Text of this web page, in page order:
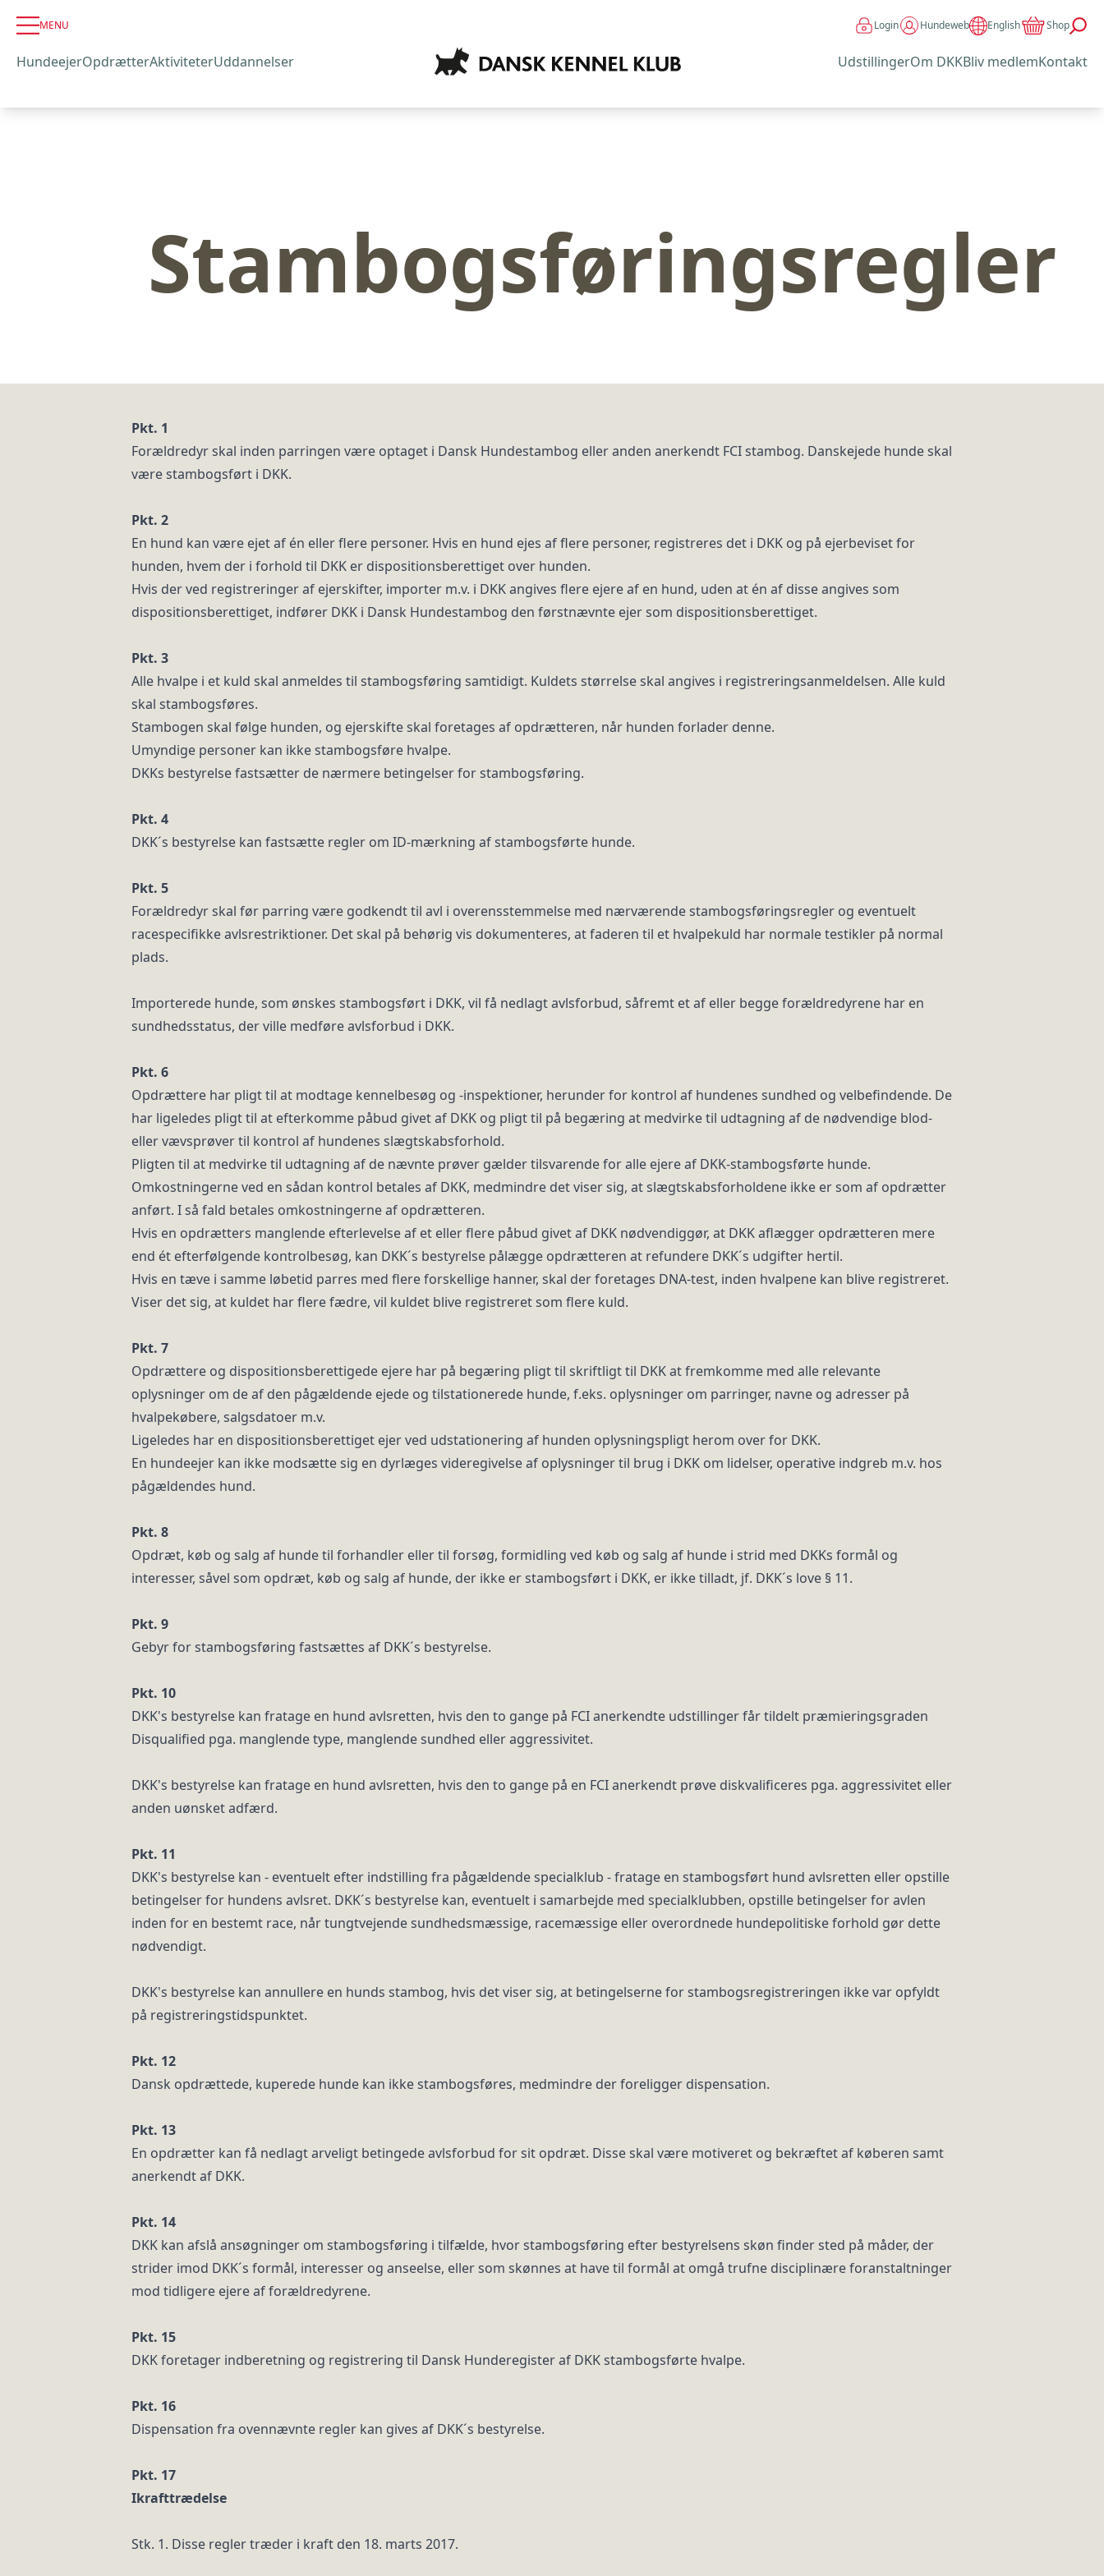
MENU Login Hundeweb English Shop
HundeejerOpdrætterAktiviteterUddannelser UdstillingerOm DKKBliv medlemKontakt
Stambogsføringsregler
Pkt. 1
Forældredyr skal inden parringen være optaget i Dansk Hundestambog eller anden anerkendt FCI stambog. Danskejede hunde skal
være stambogsført i DKK.
Pkt. 2
En hund kan være ejet af én eller flere personer. Hvis en hund ejes af flere personer, registreres det i DKK og på ejerbeviset for
hunden, hvem der i forhold til DKK er dispositionsberettiget over hunden.
Hvis der ved registreringer af ejerskifter, importer m.v. i DKK angives flere ejere af en hund, uden at én af disse angives som
dispositionsberettiget, indfører DKK i Dansk Hundestambog den førstnævnte ejer som dispositionsberettiget.
Pkt. 3
Alle hvalpe i et kuld skal anmeldes til stambogsføring samtidigt. Kuldets størrelse skal angives i registreringsanmeldelsen. Alle kuld
skal stambogsføres.
Stambogen skal følge hunden, og ejerskifte skal foretages af opdrætteren, når hunden forlader denne.
Umyndige personer kan ikke stambogsføre hvalpe.
DKKs bestyrelse fastsætter de nærmere betingelser for stambogsføring.
Pkt. 4
DKK´s bestyrelse kan fastsætte regler om ID-mærkning af stambogsførte hunde.
Pkt. 5
Forældredyr skal før parring være godkendt til avl i overensstemmelse med nærværende stambogsføringsregler og eventuelt
racespecifikke avlsrestriktioner. Det skal på behørig vis dokumenteres, at faderen til et hvalpekuld har normale testikler på normal
plads.
Importerede hunde, som ønskes stambogsført i DKK, vil få nedlagt avlsforbud, såfremt et af eller begge forældredyrene har en
sundhedsstatus, der ville medføre avlsforbud i DKK.
Pkt. 6
Opdrættere har pligt til at modtage kennelbesøg og -inspektioner, herunder for kontrol af hundenes sundhed og velbefindende. De
har ligeledes pligt til at efterkomme påbud givet af DKK og pligt til på begæring at medvirke til udtagning af de nødvendige blod-
eller vævsprøver til kontrol af hundenes slægtskabsforhold.
Pligten til at medvirke til udtagning af de nævnte prøver gælder tilsvarende for alle ejere af DKK-stambogsførte hunde.
Omkostningerne ved en så­dan kontrol betales af DKK, medmindre det viser sig, at slægtskabsforholdene ikke er som af opdrætter
anført. I så fald betales omkostningerne af opdrætteren.
Hvis en opdrætters manglende efterlevelse af et eller flere påbud givet af DKK nødvendiggør, at DKK aflægger opdrætteren mere
end ét efterfølgende kontrolbesøg, kan DKK´s bestyrelse pålægge opdrætteren at refundere DKK´s udgifter hertil.
Hvis en tæve i samme løbetid parres med flere forskellige hanner, skal der foretages DNA-test, inden hvalpene kan blive registreret.
Viser det sig, at kuldet har flere fædre, vil kuldet blive registreret som flere kuld.
Pkt. 7
Opdrættere og dispositionsberettigede ejere har på begæring pligt til skriftligt til DKK at fremkomme med alle relevante
oplysninger om de af den på­gældende ejede og tilstationerede hunde, f.eks. oplysninger om parringer, navne og adresser på
hvalpekøbere, salgsdatoer m.v.
Ligeledes har en dispositionsberettiget ejer ved udstationering af hunden oplysningspligt herom over for DKK.
En hundeejer kan ikke modsætte sig en dyrlæges videregivelse af oplysninger til brug i DKK om lidelser, operative indgreb m.v. hos
pågældendes hund.
Pkt. 8
Opdræt, køb og salg af hunde til forhandler eller til forsøg, formidling ved køb og salg af hunde i strid med DKKs formål og
interesser, såvel som opdræt, køb og salg af hunde, der ikke er stambogsført i DKK, er ikke tilladt, jf. DKK´s love § 11.
Pkt. 9
Gebyr for stambogsføring fastsættes af DKK´s bestyrelse.
Pkt. 10
DKK's bestyrelse kan fratage en hund avlsretten, hvis den to gange på FCI anerkendte udstillinger får tildelt præmieringsgraden
Disqualified pga. manglende type, manglende sundhed eller aggressivitet.
DKK's bestyrelse kan fratage en hund avlsretten, hvis den to gange på en FCI anerkendt prøve diskvalificeres pga. aggressivitet eller
anden uønsket adfærd.
Pkt. 11
DKK's bestyrelse kan - eventuelt efter indstilling fra pågældende specialklub - fratage en stambogsført hund avlsretten eller opstille
betingelser for hundens avlsret. DKK´s bestyrelse kan, eventuelt i samarbejde med specialklubben, opstille betingelser for avlen
inden for en bestemt race, når tungtvejende sundhedsmæssige, racemæssige eller overordnede hundepolitiske forhold gør dette
nødvendigt.
DKK's bestyrelse kan annullere en hunds stambog, hvis det viser sig, at betingelserne for stambogsregistreringen ikke var opfyldt
på registreringstidspunktet.
Pkt. 12
Dansk opdrættede, kuperede hunde kan ikke stambogsføres, medmindre der foreligger dispensation.
Pkt. 13
En opdrætter kan få nedlagt arveligt betingede avlsforbud for sit opdræt. Disse skal være motiveret og bekræftet af køberen samt
anerkendt af DKK.
Pkt. 14
DKK kan afslå ansøgninger om stambogsføring i tilfælde, hvor stambogsføring efter bestyrelsens skøn finder sted på måder, der
strider imod DKK´s formål, interesser og anseelse, eller som skønnes at have til formål at omgå trufne disciplinære foranstaltninger
mod tidligere ejere af forældredyrene.
Pkt. 15
DKK foretager indberetning og registrering til Dansk Hunderegister af DKK stambogsførte hvalpe.
Pkt. 16
Dispensation fra ovennævnte regler kan gives af DKK´s bestyrelse.
Pkt. 17
Ikrafttrædelse
Stk. 1. Disse regler træder i kraft den 18. marts 2017.